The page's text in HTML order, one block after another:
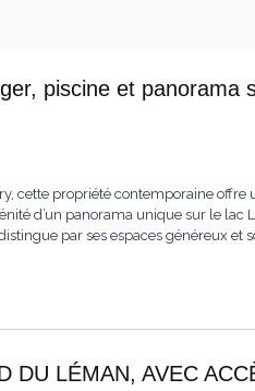
piscine et panorama
cette propriété contemporaine offre
d’un panorama unique sur le lac
par ses espaces généreux et
DU LÉMAN, AVEC